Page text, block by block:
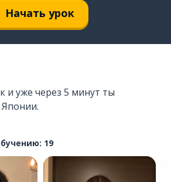
Начать урок
и уже через 5 минут ты
19